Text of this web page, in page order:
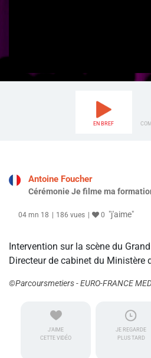
EN BREF
Antoine Foucher
Cérémonie Je filme ma
04 mn 18 186 vues 0 "j'aime"
Intervention sur la scène du
Directeur de cabinet du Ministère
©Parcoursmetiers - EURO-FRANCE
J'AIME
CETTE VIDÉO
JE REGARDE
PLUS TARD